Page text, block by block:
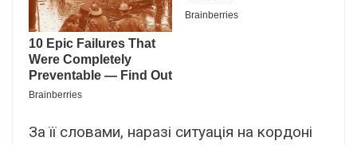
Зa її cловaми, нapaзі cитyaція нa коpдоні